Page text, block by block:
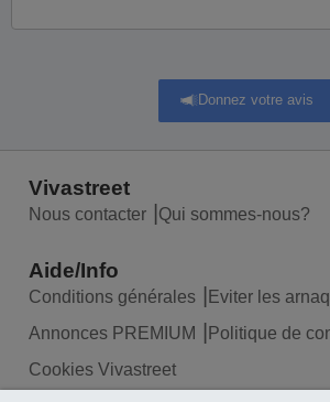
Donnez votre avis
Vivastreet
Nous contacter Qui sommes-nous?
Aide/Info
Conditions générales Eviter les
Annonces PREMIUM
Politique de
Cookies Vivastreet